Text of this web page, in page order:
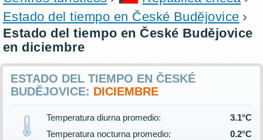
Estado del tiempo en České Budějovice
Estado del tiempo en České Budějovice
en diciembre
ESTADO DEL TIEMPO EN ČESKÉ
BUDĚJOVICE: DICIEMBRE
Temperatura diurna promedio:
3.1°C
Temperatura nocturna promedio:
0.2°C